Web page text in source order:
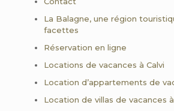
La Balagne, une région
facettes
Réservation en ligne
Locations de vacances à Calvi
Location d’appartements de
Location de villas de vacances à